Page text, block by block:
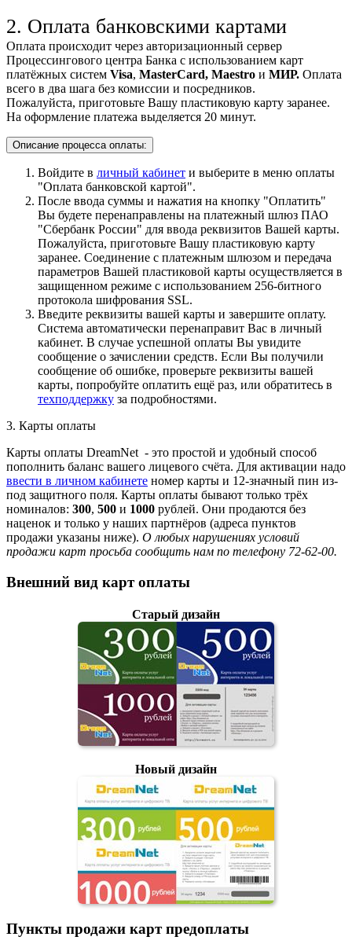
2. Оплата банковскими картами
Оплата происходит через авторизационный сервер
Процессингового центра Банка с использованием карт
платёжных систем Visa, MasterCard, Maestro и МИР. Оплата
всего в два шага без комиссии и посредников.
Пожалуйста, приготовьте Вашу пластиковую карту заранее.
На оформление платежа выделяется 20 минут.
Описание процесса оплаты:
Войдите в личный кабинет и выберите в меню оплаты
"Оплата банковской картой".
После ввода суммы и нажатия на кнопку "Оплатить"
Вы будете перенаправлены на платежный шлюз ПАО
"Сбербанк России" для ввода реквизитов Вашей карты.
Пожалуйста, приготовьте Вашу пластиковую карту
заранее. Соединение с платежным шлюзом и передача
параметров Вашей пластиковой карты осуществляется в
защищенном режиме с использованием 256-битного
протокола шифрования SSL.
Введите реквизиты вашей карты и завершите оплату.
Система автоматически перенаправит Вас в личный
кабинет. В случае успешной оплаты Вы увидите
сообщение о зачислении средств. Если Вы получили
сообщение об ошибке, проверьте реквизиты вашей
карты, попробуйте оплатить ещё раз, или обратитесь в
техподдержку за подробностями.
3. Карты оплаты
Карты оплаты DreamNet - это простой и удобный способ
пополнить баланс вашего лицевого счёта. Для активации надо
ввести в личном кабинете номер карты и 12-значный пин из-
под защитного поля. Карты оплаты бывают только трёх
номиналов: 300, 500 и 1000 рублей. Они продаются без
наценок и только у наших партнёров (адреса пунктов
продажи указаны ниже). О любых нарушениях условий
продажи карт просьба сообщить нам по телефону 72-62-00.
Внешний вид карт оплаты
Старый дизайн
Новый дизайн
Пункты продажи карт предоплаты